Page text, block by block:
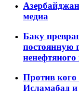
медиа
Баку
постоянную
Против
Исламабад